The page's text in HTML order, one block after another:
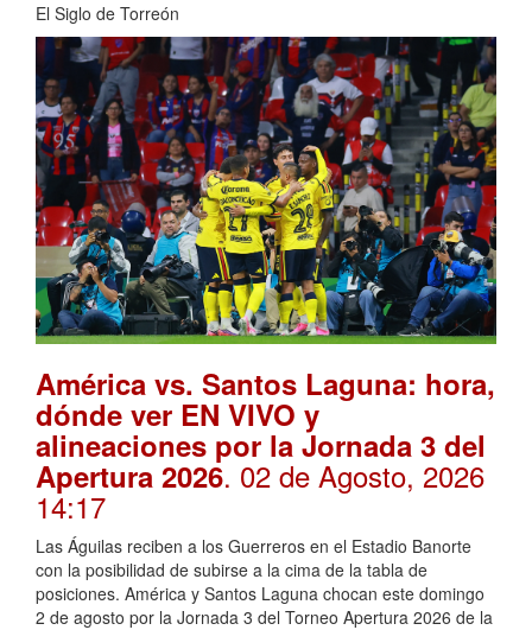
El Siglo de Torreón
América vs. Santos Laguna: hora,
dónde ver EN VIVO y
alineaciones por la Jornada 3 del
Apertura 2026. 02 de Agosto, 2026
14:17
Las Águilas reciben a los Guerreros en el Estadio Banorte
con la posibilidad de subirse a la cima de la tabla de
posiciones. América y Santos Laguna chocan este domingo
2 de agosto por la Jornada 3 del Torneo Apertura 2026 de la